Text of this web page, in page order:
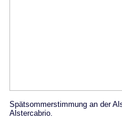
Spätsommerstimmung an der
Alstercabrio.